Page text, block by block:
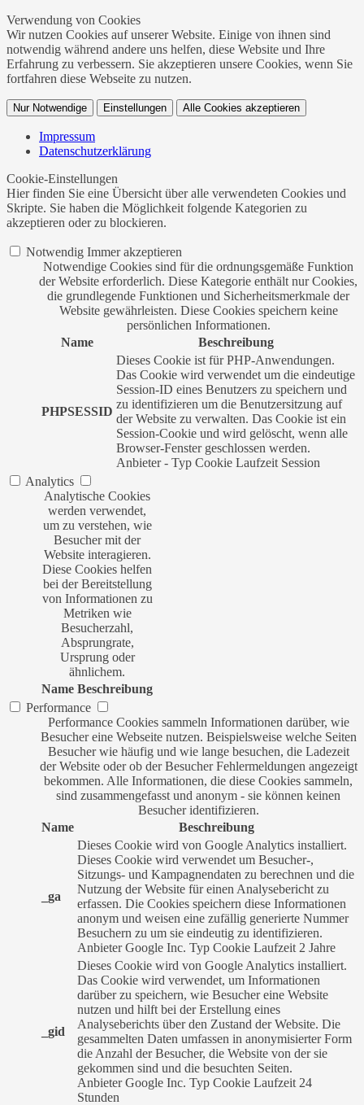
Verwendung von Cookies
Wir nutzen Cookies auf unserer Website. Einige von ihnen sind
notwendig während andere uns helfen, diese Website und Ihre
Erfahrung zu verbessern. Sie akzeptieren unsere Cookies, wenn Sie
fortfahren diese Webseite zu nutzen.
Nur Notwendige Einstellungen Alle Cookies akzeptieren
Impressum
Datenschutzerklärung
Cookie-Einstellungen
Hier finden Sie eine Übersicht über alle verwendeten Cookies und
Skripte. Sie haben die Möglichkeit folgende Kategorien zu
akzeptieren oder zu blockieren.
Notwendig Immer akzeptieren
Notwendige Cookies sind für die ordnungsgemäße Funktion
der Website erforderlich. Diese Kategorie enthält nur Cookies,
die grundlegende Funktionen und Sicherheitsmerkmale der
Website gewährleisten. Diese Cookies speichern keine
persönlichen Informationen.
Name
Beschreibung
PHPSESSID
Dieses Cookie ist für PHP-Anwendungen.
Das Cookie wird verwendet um die eindeutige
Session-ID eines Benutzers zu speichern und
zu identifizieren um die Benutzersitzung auf
der Website zu verwalten. Das Cookie ist ein
Session-Cookie und wird gelöscht, wenn alle
Browser-Fenster geschlossen werden.
Anbieter - Typ Cookie Laufzeit Session
Analytics
Analytische Cookies
werden verwendet,
um zu verstehen, wie
Besucher mit der
Website interagieren.
Diese Cookies helfen
bei der Bereitstellung
von Informationen zu
Metriken wie
Besucherzahl,
Absprungrate,
Ursprung oder
ähnlichem.
Name Beschreibung
Performance
Performance Cookies sammeln Informationen darüber, wie
Besucher eine Webseite nutzen. Beispielsweise welche Seiten
Besucher wie häufig und wie lange besuchen, die Ladezeit
der Website oder ob der Besucher Fehlermeldungen angezeigt
bekommen. Alle Informationen, die diese Cookies sammeln,
sind zusammengefasst und anonym - sie können keinen
Besucher identifizieren.
Name
Beschreibung
_ga
Dieses Cookie wird von Google Analytics installiert.
Dieses Cookie wird verwendet um Besucher-,
Sitzungs- und Kampagnendaten zu berechnen und die
Nutzung der Website für einen Analysebericht zu
erfassen. Die Cookies speichern diese Informationen
anonym und weisen eine zufällig generierte Nummer
Besuchern zu um sie eindeutig zu identifizieren.
Anbieter Google Inc. Typ Cookie Laufzeit 2 Jahre
_gid
Dieses Cookie wird von Google Analytics installiert.
Das Cookie wird verwendet, um Informationen
darüber zu speichern, wie Besucher eine Website
nutzen und hilft bei der Erstellung eines
Analyseberichts über den Zustand der Website. Die
gesammelten Daten umfassen in anonymisierter Form
die Anzahl der Besucher, die Website von der sie
gekommen sind und die besuchten Seiten.
Anbieter Google Inc. Typ Cookie Laufzeit 24
Stunden